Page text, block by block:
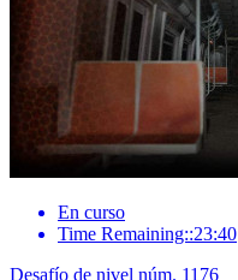
En curso
Time Remaining::23:40
Desafío de nivel núm. 1176